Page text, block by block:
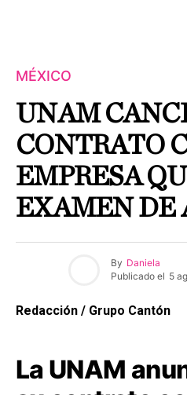
MÉXICO
UNAM
CONTRATO
EMPRESA
EXAMEN DE
By Daniela
Publicado el 5
Redacción / Grupo Cantón
La UNAM